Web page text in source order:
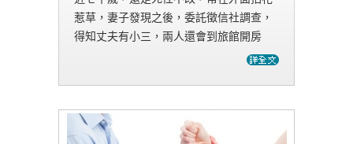
惹草，妻子發現之後，委託徵信社調查，
得知丈夫有小三，兩人還會到旅館開房
間，氣得要求抓姦。跟蹤兩人的徵信社，
回…